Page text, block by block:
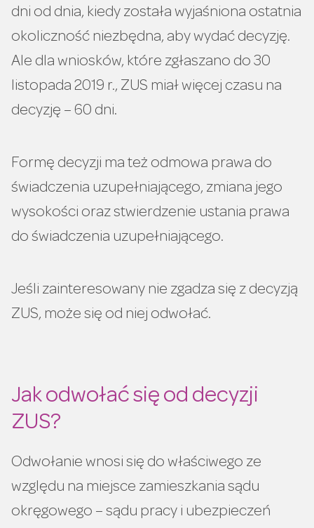
dni od dnia, kiedy została wyjaśniona ostatnia
okoliczność niezbędna, aby wydać decyzję.
Ale dla wniosków, które zgłaszano do 30
listopada 2019 r., ZUS miał więcej czasu na
decyzję – 60 dni.
Formę decyzji ma też odmowa prawa do
świadczenia uzupełniającego, zmiana jego
wysokości oraz stwierdzenie ustania prawa
do świadczenia uzupełniającego.
Jeśli zainteresowany nie zgadza się z decyzją
ZUS, może się od niej odwołać.
Jak odwołać się od decyzji
ZUS?
Odwołanie wnosi się do właściwego ze
względu na miejsce zamieszkania sądu
okręgowego – sądu pracy i ubezpieczeń